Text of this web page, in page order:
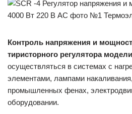
Контроль напряжения и
тиристорного регулятора
осуществляться в системах с
элементами, лампами
промышленных фенах,
оборудовании.